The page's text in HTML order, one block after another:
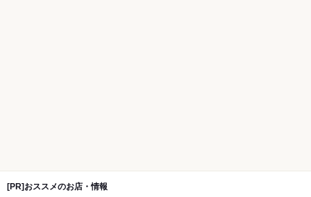
[PR]おススメのお店・情報